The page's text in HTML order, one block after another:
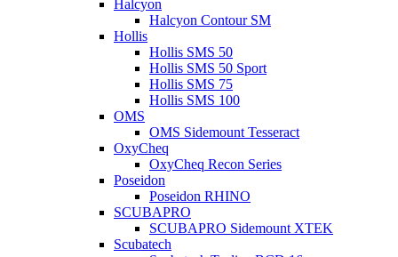
Halcyon
Halcyon Contour SM
Hollis
Hollis SMS 50
Hollis SMS 50 Sport
Hollis SMS 75
Hollis SMS 100
OMS
OMS Sidemount Tesseract
OxyCheq
OxyCheq Recon Series
Poseidon
Poseidon RHINO
SCUBAPRO
SCUBAPRO Sidemount XTEK
Scubatech